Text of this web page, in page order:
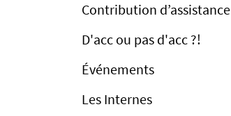
Contribution d’assistance
D'acc ou pas d'acc ?!
Événements
Les Internes